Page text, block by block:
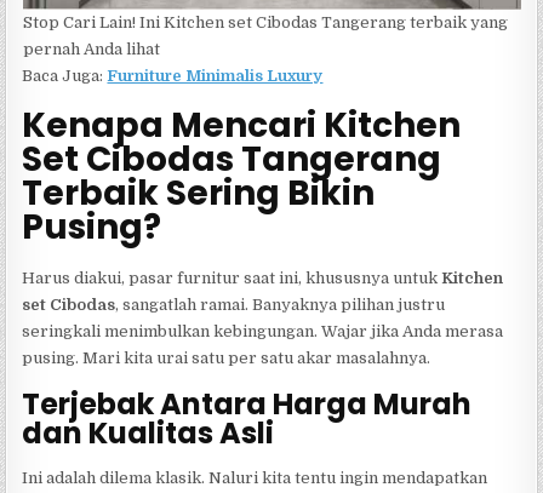
Stop Cari Lain! Ini Kitchen set Cibodas Tangerang terbaik yang
pernah Anda lihat
Baca Juga:Furniture Minimalis Luxury
Kenapa Mencari Kitchen
Set Cibodas Tangerang
Terbaik Sering Bikin
Pusing?
Harus diakui, pasar furnitur saat ini, khususnya untukKitchen
set Cibodas, sangatlah ramai. Banyaknya pilihan justru
seringkali menimbulkan kebingungan. Wajar jika Anda merasa
pusing. Mari kita urai satu per satu akar masalahnya.
Terjebak Antara Harga Murah
dan Kualitas Asli
Ini adalah dilema klasik. Naluri kita tentu ingin mendapatkan